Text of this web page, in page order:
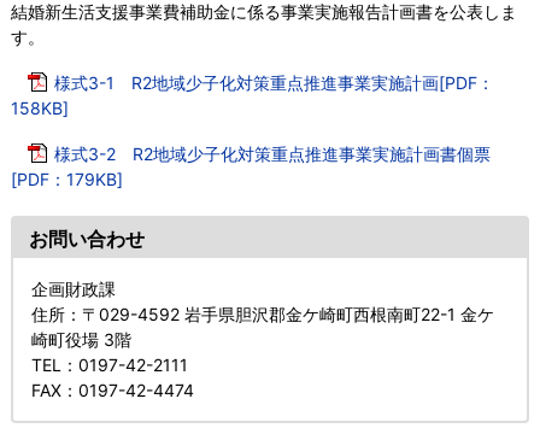
結婚新生活支援事業費補助金に係る事業実施報告計画書を公表しま
す。
様式3-1 R2地域少子化対策重点推進事業実施計画[PDF：
158KB]
様式3-2 R2地域少子化対策重点推進事業実施計画書個票
[PDF：179KB]
お問い合わせ
企画財政課
住所：〒029-4592 岩手県胆沢郡金ケ崎町西根南町22-1 金ケ
崎町役場 3階
TEL
：0197-42-2111
FAX：0197-42-4474